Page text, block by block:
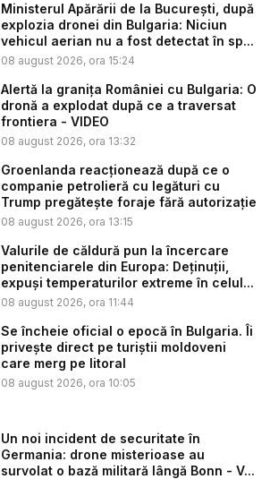
Ministerul Apărării de la București, după
explozia dronei din Bulgaria: Niciun
vehicul aerian nu a fost detectat în sp...
08 august 2026, ora 15:24
Alertă la granița României cu Bulgaria: O
dronă a explodat după ce a traversat
frontiera - VIDEO
08 august 2026, ora 13:32
Groenlanda reacționează după ce o
companie petrolieră cu legături cu
Trump pregătește foraje fără autorizație
08 august 2026, ora 13:15
Valurile de căldură pun la încercare
penitenciarele din Europa: Deținuții,
expuși temperaturilor extreme în celul...
08 august 2026, ora 11:44
Se încheie oficial o epocă în Bulgaria. Îi
privește direct pe turiștii moldoveni
care merg pe litoral
08 august 2026, ora 10:05
Un noi incident de securitate în
Germania: drone misterioase au
survolat o bază militară lângă Bonn - V...